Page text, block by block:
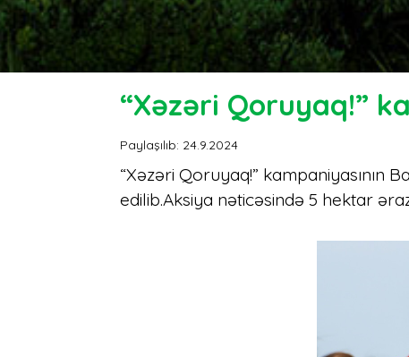
“Xəzəri Qoruyaq!”
Paylaşılıb: 24.9.2024
“Xəzəri Qoruyaq!” kampaniyasının
edilib.Aksiya nəticəsində 5 hektar